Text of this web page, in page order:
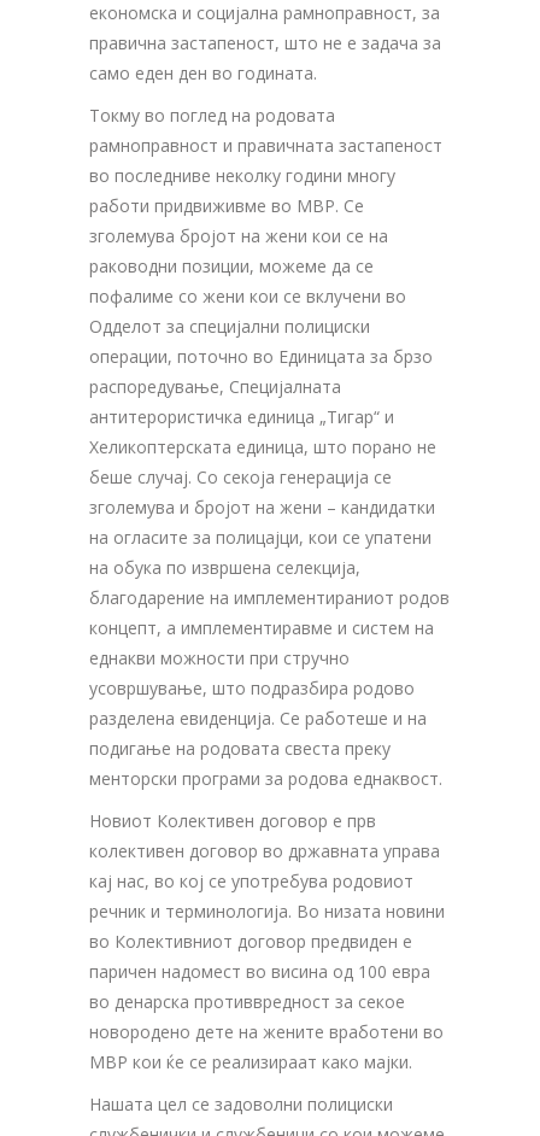
економска и социјална рамноправност, за
правична застапеност, што не е задача за
само еден ден во годината.
Токму во поглед на родовата
рамноправност и правичната застапеност
во последниве неколку години многу
работи придвиживме во МВР. Се
зголемува бројот на жени кои се на
раководни позиции, можеме да се
пофалиме со жени кои се вклучени во
Одделот за специјални полициски
операции, поточно во Единицата за брзо
распоредување, Специјалната
антитерористичка единица „Тигар“ и
Хеликоптерската единица, што порано не
беше случај. Со секоја генерација се
зголемува и бројот на жени – кандидатки
на огласите за полицајци, кои се упатени
на обука по извршена селекција,
благодарение на имплементираниот родов
концепт, а имплементиравме и систем на
еднакви можности при стручно
усовршување, што подразбира родово
разделена евиденција. Се работеше и на
подигање на родовата свеста преку
менторски програми за родова еднаквост.
Новиот Колективен договор е прв
колективен договор во државната управа
кај нас, во кој се употребува родовиот
речник и терминологија. Во низата новини
во Колективниот договор предвиден е
паричен надомест во висина од 100 евра
во денарска противвредност за секое
новородено дете на жените вработени во
МВР кои ќе се реализираат како мајки.
Нашата цел се задоволни полициски